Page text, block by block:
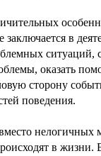
в
ситуаций,
оказать
сторону
поведения.
нелогичных
в жизни.